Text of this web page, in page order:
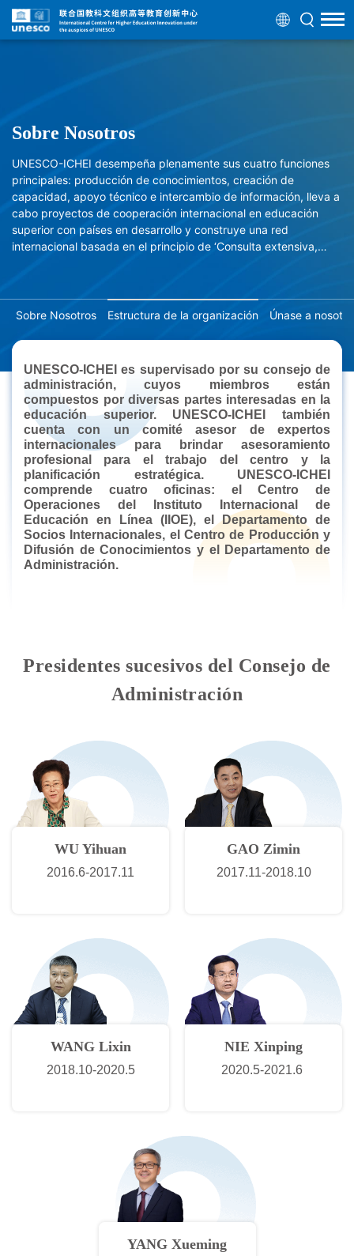
Sobre Nosotros
UNESCO-ICHEI desempeña plenamente sus cuatro funciones
principales: producción de conocimientos, creación de
capacidad, apoyo técnico e intercambio de información, lleva a
cabo proyectos de cooperación internacional en educación
superior con países en desarrollo y construye una red
internacional basada en el principio de ‘Consulta extensiva,
Sobre Nosotros Estructura de la organización Únase a
UNESCO-ICHEI es supervisado por su consejo de
administración, cuyos miembros están
compuestos por diversas partes interesadas en la
educación superior. UNESCO-ICHEI también
cuenta con un comité asesor de expertos
internacionales para brindar asesoramiento
profesional para el trabajo del centro y la
planificación estratégica. UNESCO-ICHEI
comprende cuatro oficinas: el Centro de
Operaciones del Instituto Internacional de
Educación en Línea (IIOE), el Departamento de
Socios Internacionales, el Centro de Producción y
Difusión de Conocimientos y el Departamento de
Administración.
Presidentes sucesivos del Consejo de
Administración
WU Yihuan
2016.6-2017.11
GAO Zimin
2017.11-2018.10
WANG Lixin
2018.10-2020.5
NIE Xinping
2020.5-2021.6
YANG Xueming